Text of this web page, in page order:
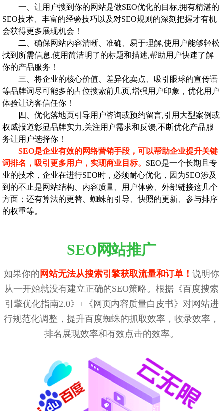
一、让用户搜到你的网站是做SEO优化的目标,拥有精湛的
SEO技术、丰富的经验技巧以及对SEO规则的深刻把握才有机
会获得更多展现机会！
二、确保网站内容清晰、准确、易于理解,使用户能够轻松
找到所需信息.使用简洁明了的标题和描述,帮助用户快速了解
你的产品服务！
三、将企业的核心价值、差异化卖点、吸引眼球的宣传语
等品牌词尽可能多的占位搜索前几页,增强用户印象，优化用户
体验让访客信任你！
四、优化落地页引导用户咨询或预约留言,引用大型案例或
权威报道彰显品牌实力,关注用户需求和反馈,不断优化产品服
务让用户选择你！
SEO是企业有效的网络营销手段，可以帮助企业提升关键
词排名，吸引更多用户，实现商业目标。 SEO是一个长期且专
业的技术，企业在进行SEO时，必须耐心优化，因为SEO涉及
到的不止是网站结构、内容质量、用户体验、外部链接这几个
方面；还有算法的更替、蜘蛛的引导、快照的更新、参与排序
的权重等。
SEO网站推广
如果你的 网站无法从搜索引擎获取流量和订单！ 说明你
从一开始就没有建立正确的SEO策略。根据《百度搜索
引擎优化指南2.0》+《网页内容质量白皮书》对网站进
行规范化调整，提升百度蜘蛛的抓取效率，收录效率，
排名展现效率和有效点击的效率。